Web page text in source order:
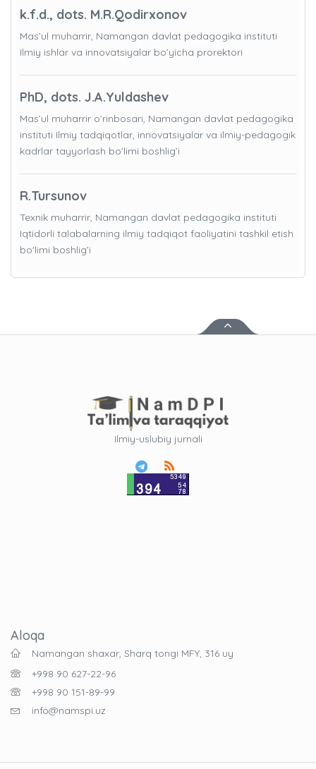
k.f.d., dots. M.R.Qodirxonov
Mas’ul muharrir, Namangan davlat pedagogika instituti
Ilmiy ishlar va innovatsiyalar bo’yicha prorektori
PhD, dots. J.A.Yuldashev
Mas’ul muharrir o’rinbosari, Namangan davlat pedagogika
instituti Ilmiy tadqiqotlar, innovatsiyalar va ilmiy-pedagogik
kadrlar tayyorlash bo'limi boshlig’i
R.Tursunov
Texnik muharrir, Namangan davlat pedagogika instituti
Iqtidorli talabalarning ilmiy tadqiqot faoliyatini tashkil etish
bo'limi boshlig’i
Ilmiy-uslubiy jurnali
Aloqa
Namangan shaxar, Sharq tongi MFY, 316 uy
+998 90 627-22-96
+998 90 151-89-99
info@namspi.uz